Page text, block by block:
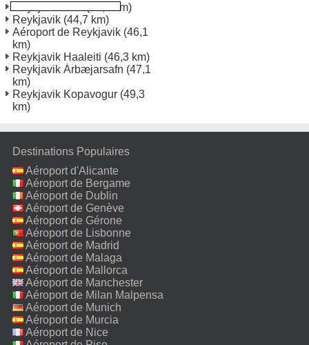
(44,5 km)
Reykjavik (44,7 km)
Aéroport de Reykjavik (46,1
km)
Reykjavik Haaleiti (46,3 km)
Reykjavik Árbæjarsafn (47,1
km)
Reykjavik Kopavogur (49,3
km)
Destinations Populaires
Aéroport d'Alicante
Aéroport de Bergame
Aéroport de Dublin
Aéroport de Genève
Aéroport de Gérone
Aéroport de Lisbonne
Aéroport de Madrid
Aéroport de Malaga
Aéroport de Mallorca
Aéroport de Manchester
Aéroport de Milan Malpensa
Aéroport de Munich
Aéroport de Murcia
Aéroport de Nice